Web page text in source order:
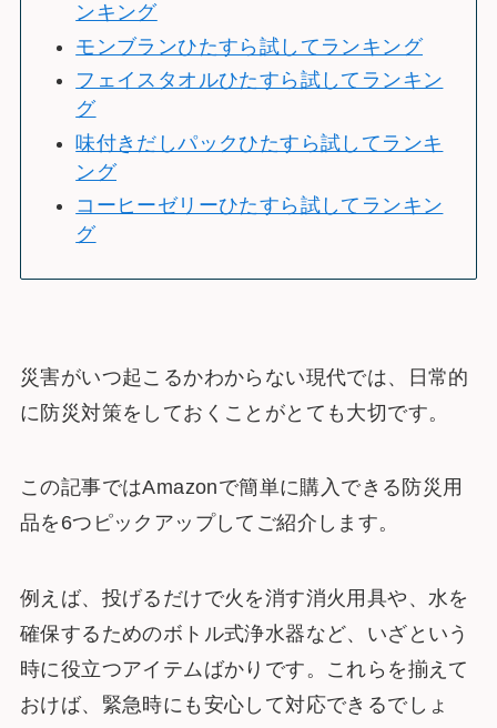
ンキング
モンブランひたすら試してランキング
フェイスタオルひたすら試してランキン
グ
味付きだしパックひたすら試してランキ
ング
コーヒーゼリーひたすら試してランキン
グ
災害がいつ起こるかわからない現代では、日常的
に防災対策をしておくことがとても大切です。
この記事ではAmazonで簡単に購入できる防災用
品を6つピックアップしてご紹介します。
例えば、投げるだけで火を消す消火用具や、水を
確保するためのボトル式浄水器など、いざという
時に役立つアイテムばかりです。これらを揃えて
おけば、緊急時にも安心して対応できるでしょ